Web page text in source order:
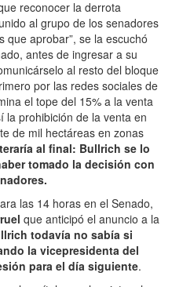
reconocer la derrota
al grupo de los senadores
que aprobar”, se la escuchó
antes de ingresar a su
al resto del bloque
por las redes sociales de
el tope del 15% a la venta
la prohibición de la venta en
de mil hectáreas en zonas
al final: Bullrich se lo
tomado la decisión con
las 14 horas en el Senado,
que anticipó el anuncio a la
todavía no sabía si
la vicepresidenta del
para el día siguiente.